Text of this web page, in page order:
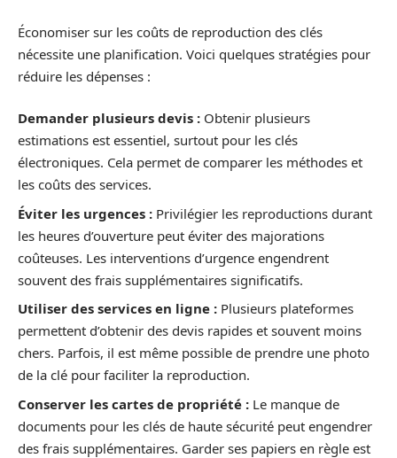
Économiser sur les coûts de reproduction des clés
nécessite une planification. Voici quelques stratégies pour
réduire les dépenses :
Demander plusieurs devis : Obtenir plusieurs
estimations est essentiel, surtout pour les clés
électroniques. Cela permet de comparer les méthodes et
les coûts des services.
Éviter les urgences : Privilégier les reproductions durant
les heures d’ouverture peut éviter des majorations
coûteuses. Les interventions d’urgence engendrent
souvent des frais supplémentaires significatifs.
Utiliser des services en ligne : Plusieurs plateformes
permettent d’obtenir des devis rapides et souvent moins
chers. Parfois, il est même possible de prendre une photo
de la clé pour faciliter la reproduction.
Conserver les cartes de propriété : Le manque de
documents pour les clés de haute sécurité peut engendrer
des frais supplémentaires. Garder ses papiers en règle est